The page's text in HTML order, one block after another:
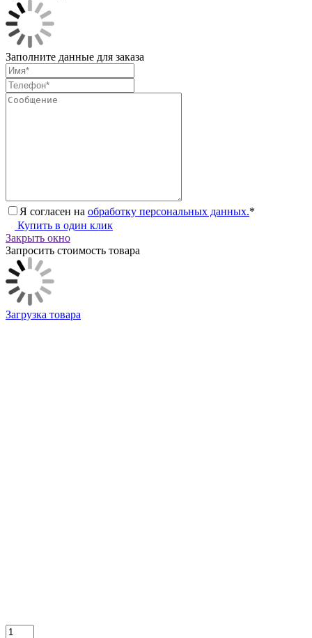
Заполните данные для заказа
Я согласен на обработку персональных данных.*
Купить в один клик
Закрыть окно
Запросить стоимость товара
Загрузка товара